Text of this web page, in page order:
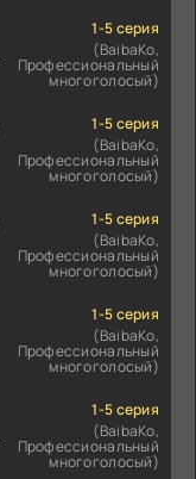
1-5 серия
(BaibaKo,
Профессиональный
многоголосый)
1-5 серия
(BaibaKo,
Профессиональный
многоголосый)
1-5 серия
(BaibaKo,
Профессиональный
многоголосый)
1-5 серия
(BaibaKo,
Профессиональный
многоголосый)
1-5 серия
(BaibaKo,
Профессиональный
многоголосый)